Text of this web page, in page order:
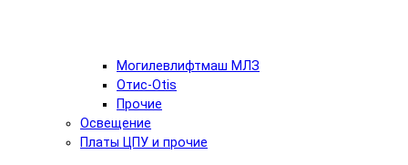
Могилевлифтмаш МЛЗ
Отис-Otis
Прочие
Освещение
Платы ЦПУ и прочие